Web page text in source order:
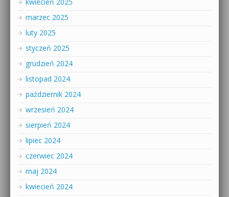
marzec 2025
luty 2025
styczeń 2025
grudzień 2024
listopad 2024
październik 2024
wrzesień 2024
sierpień 2024
lipiec 2024
czerwiec 2024
maj 2024
kwiecień 2024